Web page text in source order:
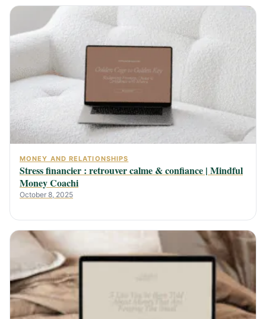
MONEY AND RELATIONSHIPS
Stress financier : retrouver calme & confiance | Mindful
Money Coachi
October 8, 2025